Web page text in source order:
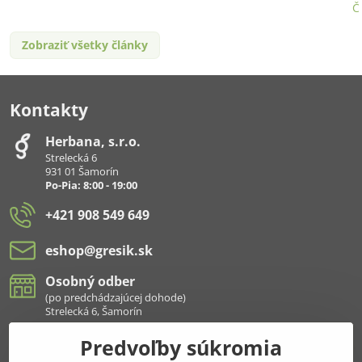
Zobraziť všetky články
Kontakty
Herbana, s​.r​.o​.
Strelecká 6
931 01 Šamorín
Po-Pia: 8:00 - 19:00
+421 908 549 649
eshop​@gresik​.sk
Osobný odber
(po predchádzajúcej dohode)
Strelecká 6, Šamorín
Všetko k nákupu
Predvoľby súkromia